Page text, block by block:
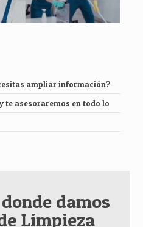
ampliar información?
te asesoraremos en todo lo
damos
Limpieza